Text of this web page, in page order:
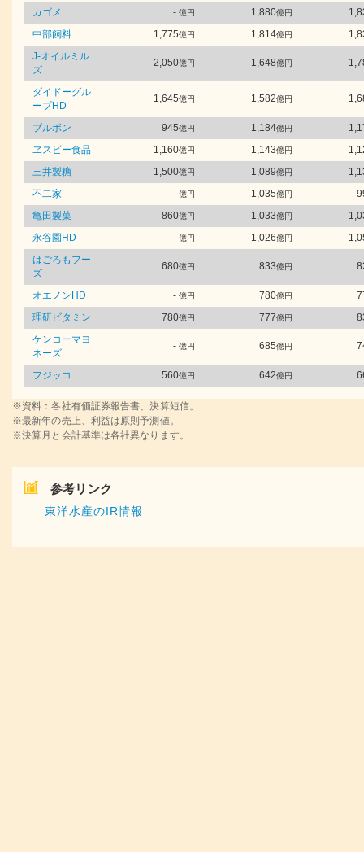
カゴメ - 億円 1,880億円
中部飼料
1,775億円 1,814億円
J-オイルミル
ズ
2,050億円 1,648億円
ダイドーグル
ープHD
1,645億円 1,582億円
ブルボン 945億円 1,184億円
ヱスビー食品
1,160億円 1,143億円
三井製糖
1,500億円 1,089億円
不二家
- 億円 1,035億円
亀田製菓
860億円 1,033億円
永谷園HD
- 億円 1,026億円
はごろもフー
ズ
680億円 833億円
オエノンHD - 億円 780億円
理研ビタミン
780億円 777億円
ケンコーマヨ
ネーズ
- 億円 685億円
フジッコ 560億円 642億円
※資料：各社有価証券報告書、決算短信。
※最新年の売上、利益は原則予測値。
※決算月と会計基準は各社異なります。
参考リンク
東洋水産のIR情報